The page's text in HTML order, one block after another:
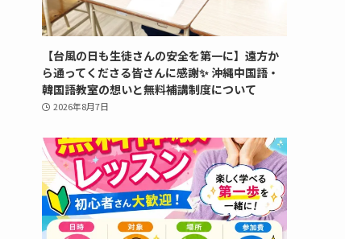
【台風の日も生徒さんの安全を第一に】遠方か
ら通ってくださる皆さんに感謝✨ 沖縄中国語・
韓国語教室の想いと無料補講制度について
2026年8月7日